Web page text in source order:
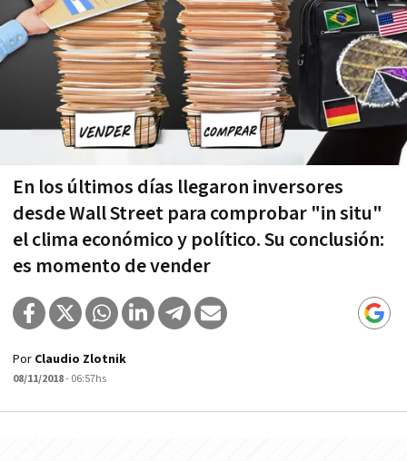
En los últimos días llegaron inversores
desde Wall Street para comprobar "in situ"
el clima económico y político. Su conclusión:
es momento de vender
Por Claudio Zlotnik
08/11/2018- 06:57hs